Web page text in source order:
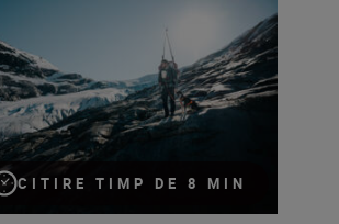
CITIRE TIMP DE 8 MIN